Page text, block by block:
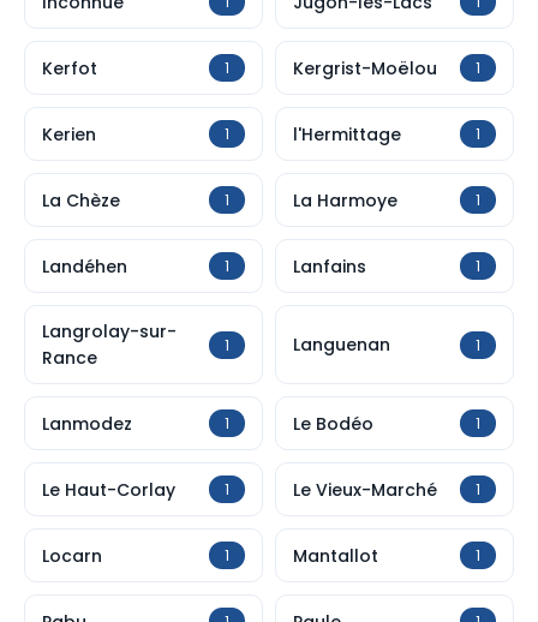
Kerfot 1 Kergrist-Moëlou 1
Kerien 1 l'Hermittage 1
La Chèze 1 La Harmoye 1
Landéhen 1 Lanfains 1
Langrolay-sur-
Rance
1 Languenan 1
Lanmodez 1 Le Bodéo 1
Le Haut-Corlay 1 Le Vieux-Marché 1
Locarn 1 Mantallot 1